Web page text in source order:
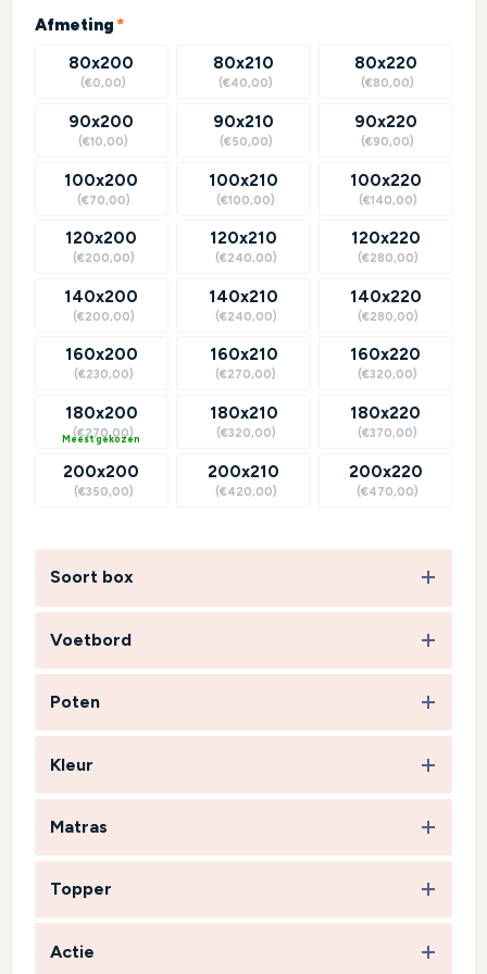
Afmeting*(required)
80x200
(€0,00)
90x200
(€10,00)
100x200
(€70,00)
120x200
(€200,00)
140x200
(€200,00)
160x200
(€230,00)
180x200
(€270,00)
?
200x200
(€350,00)
80x210
(€40,00)
90x210
(€50,00)
100x210
(€100,00)
120x210
(€240,00)
140x210
(€240,00)
160x210
(€270,00)
180x210
(€320,00)
200x210
(€420,00)
80x220
(€80,00)
90x220
(€90,00)
100x220
(€140,00)
120x220
(€280,00)
140x220
(€280,00)
160x220
(€320,00)
180x220
(€370,00)
200x220
(€470,00)
Soort box
Voetbord
Poten
Kleur
Matras
Topper
Actie